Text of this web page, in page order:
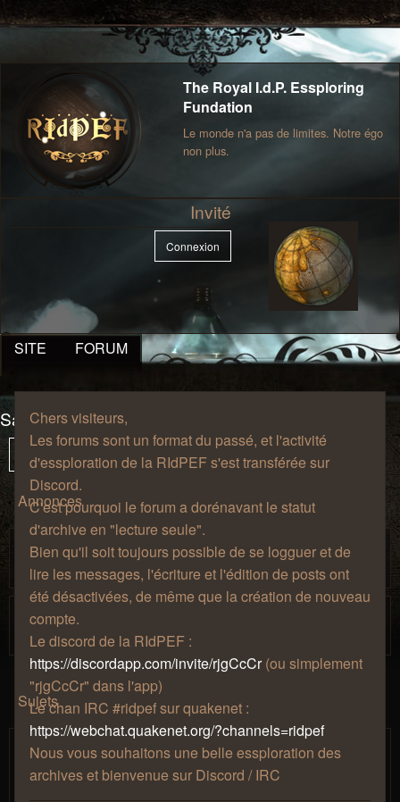
The Royal I.d.P. Essploring
Fundation
Le monde n'a pas de limites. Notre égo
non plus.
Invité
Connexion
SITE FORUM
Chers visiteurs,
Les forums sont un format du passé, et l'activité
d'essploration de la RIdPEF s'est transférée sur
Discord.
C'est pourquoi le forum a dorénavant le statut
d'archive en "lecture seule".
Bien qu'il soit toujours possible de se logguer et de
lire les messages, l'écriture et l'édition de posts ont
été désactivées, de même que la création de nouveau
compte.
Le discord de la RIdPEF :
https://discordapp.com/invite/rjgCcCr(ou simplement
"rjgCcCr" dans l'app)
Le chan IRC #ridpef sur quakenet :
https://webchat.quakenet.org/?channels=ridpef
Nous vous souhaitons une belle essploration des
archives et bienvenue sur Discord / IRC
Salon de café
Verrouillé 322 sujets
Annonces
Règles de bienséance.
» jeu. 27 août 2009, 12:57
par Zhao » jeu. 27 août 2009, 11:04
Sujets
Coffee Induced Dreams (anciennement
P.A.T.I.)